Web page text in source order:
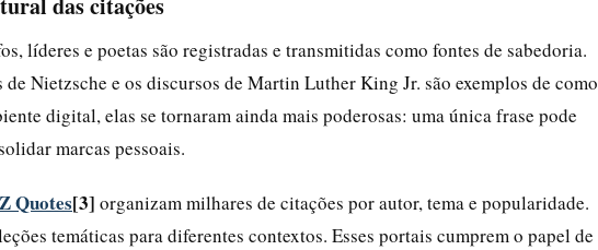
líderes e poetas são registradas e transmitidas como fontes de sabedoria.
Nietzsche e os discursos de Martin Luther King Jr. são exemplos de como
digital, elas se tornaram ainda mais poderosas: uma única frase pode
marcas pessoais.
Quotes[3] organizam milhares de citações por autor, tema e popularidade.
temáticas para diferentes contextos. Esses portais cumprem o papel de